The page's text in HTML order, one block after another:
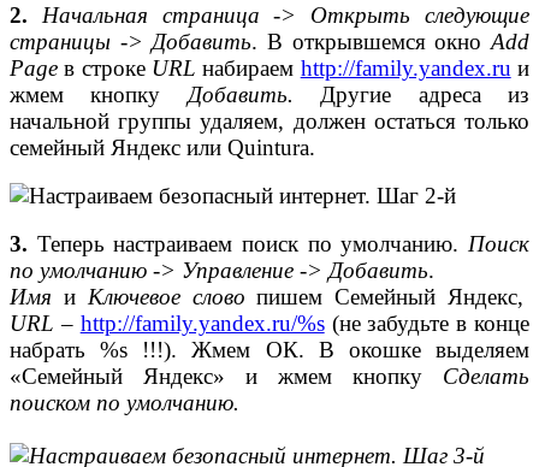
2.
Начальная страница -> Открыть следующие
страницы -> Добавить. В открывшемся окноAdd
Page в строке URL набираем http://family.yandex.ru и
жмем кнопку Добавить. Другие адреса из
начальной группы удаляем, должен остаться только
семейный Яндекс или Quintura.
3. Теперь настраиваем поиск по умолчанию. Поиск
по умолчанию -> Управление -> Добавить.
Имя и Ключевое слово пишем Семейный Яндекс,
URL – http://family.yandex.ru/%s(не забудьте в конце
набрать %s !!!). Жмем ОК. В окошке выделяем
«Семейный Яндекс» и жмем кнопку Сделать
поиском по умолчанию.